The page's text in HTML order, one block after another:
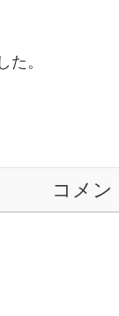
た。
コメン